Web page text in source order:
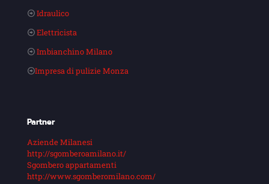
Idraulico
Elettricista
Imbianchino Milano
Impresa di pulizie Monza
Partner
Aziende Milanesi
http://sgomberoamilano.it/
Sgombero appartamenti
http://www.sgomberomilano.com/